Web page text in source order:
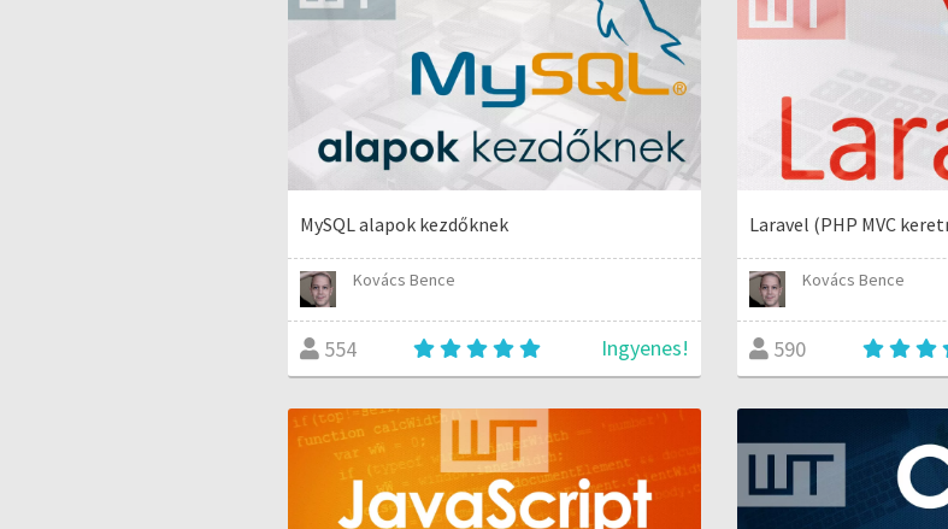
MySQL alapok kezdőknek
Kovács Bence
554 Ingyenes!
Laravel (PHP MVC
Kovács Bence
590